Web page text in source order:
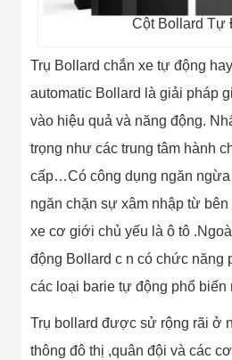
Cột Bollard Tự
Trụ Bollard chắn xe tự động
automatic Bollard là giải pháp
vào hiệu quả và năng động.
trọng như các trung tâm hành
cấp…Có công dụng ngăn ngừa
ngăn chặn sự xâm nhập từ
xe cơ giới chủ yếu là ô tô
động Bollard c n có chức năng
các loại barie tự động phổ biến
Trụ bollard được sử rộng rãi ở
thông đô thị ,quân đội và các